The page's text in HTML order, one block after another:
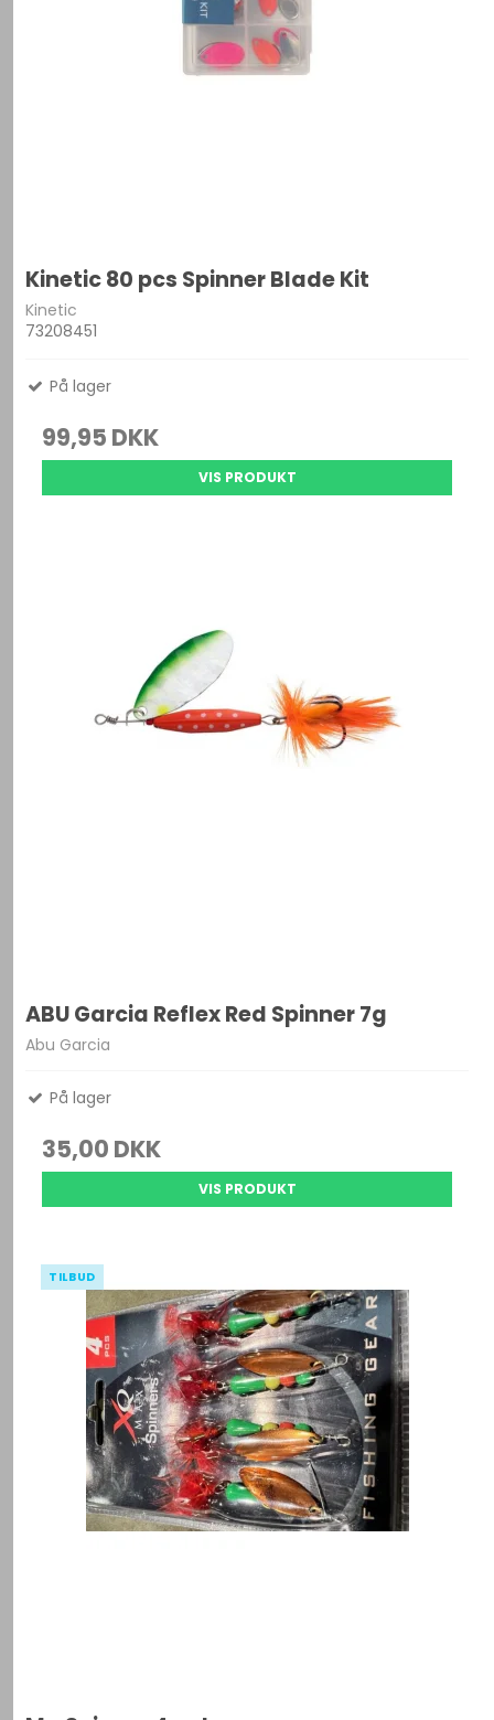
Kinetic 80 pcs Spinner Blade Kit
Kinetic
73208451
På lager
99,95 DKK
VIS PRODUKT
ABU Garcia Reflex Red Spinner 7g
Abu Garcia
På lager
35,00 DKK
VIS PRODUKT
TILBUD